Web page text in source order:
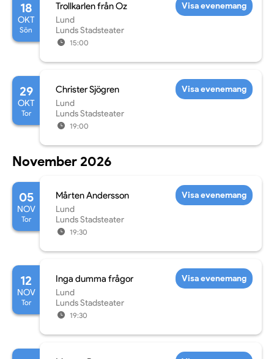
18
OKT
Sön
Trollkarlen från Oz
Lund
Lunds Stadsteater
15:00
Visa evenemang
29
OKT
Tor
Christer Sjögren
Lund
Lunds Stadsteater
19:00
Visa evenemang
November 2026
05
NOV
Tor
Mårten Andersson
Lund
Lunds Stadsteater
19:30
Visa evenemang
12
NOV
Tor
Inga dumma frågor
Lund
Lunds Stadsteater
19:30
Visa evenemang